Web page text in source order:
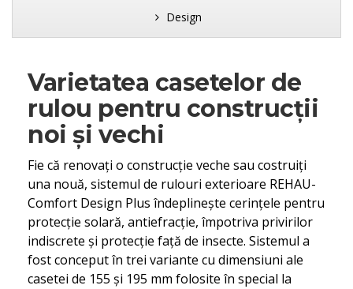
Design
Varietatea casetelor de
rulou pentru construcţii
noi şi vechi
Fie că renovaţi o construcţie veche sau costruiţi
una nouă, sistemul de rulouri exterioare REHAU-
Comfort Design Plus îndeplineşte cerinţele pentru
protecţie solară, antiefracţie, împotriva privirilor
indiscrete şi protecţie faţă de insecte. Sistemul a
fost conceput în trei variante cu dimensiuni ale
casetei de 155 şi 195 mm folosite în special la